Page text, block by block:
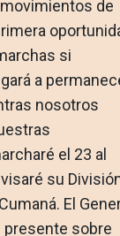
de
si
a
nosotros
el 23 al
su
El
presente sobre